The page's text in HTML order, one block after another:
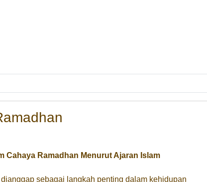
Cahaya Ramadhan Menurut Ajaran Islam
sebagai langkah penting dalam kehidupan